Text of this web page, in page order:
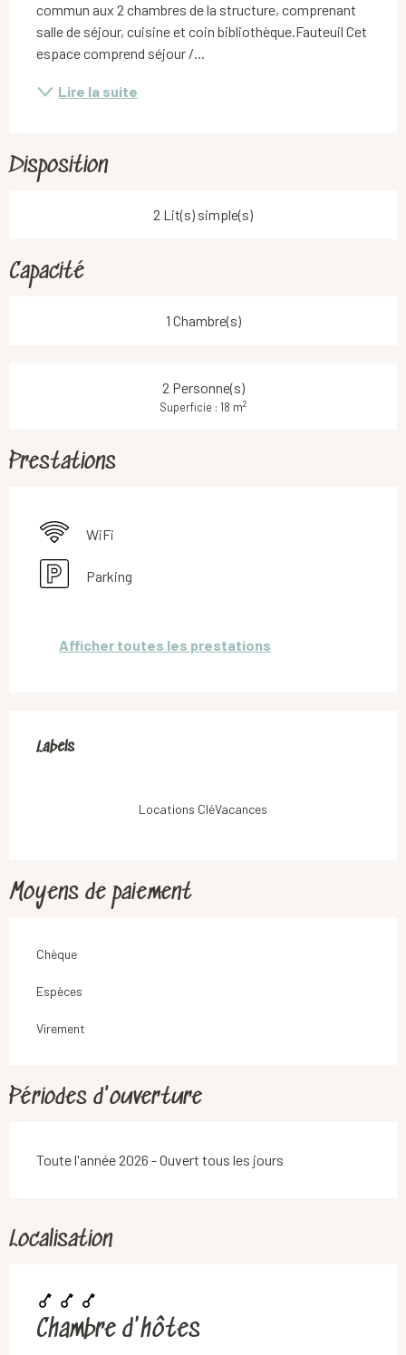
commun aux 2 chambres de la structure, comprenant
salle de séjour, cuisine et coin bibliothèque.Fauteuil Cet
espace comprend séjour /...
Lire la suite
Disposition
2 Lit(s) simple(s)
Capacité
1 Chambre(s)
2 Personne(s)
Superficie : 18 m2
Prestations
WiFi
Parking
Afficher toutes les prestations
Labels
Labels
Locations CléVacances
Moyens de paiement
Chèque
Espèces
Virement
Périodes d'ouverture
Toute l'année 2026 - Ouvert tous les jours
Localisation
Chambre d'hôtes